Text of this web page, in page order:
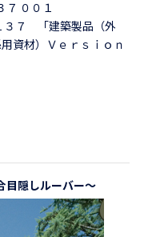
００１
３７ 「建築製品（外
資材）Ｖｅｒｓｉｏｎ
目隠しルーバー～